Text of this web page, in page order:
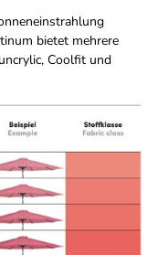
bietet mehrere
Coolfit und